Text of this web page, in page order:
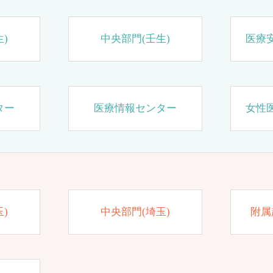
) 中央部門(壬生) 医療
ー 医療情報センター 女性
) 中央部門(埼玉) 附